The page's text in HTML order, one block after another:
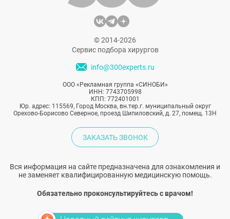
© 2014-2026
Сервис подбора хирургов
info@300experts.ru
ООО «Рекламная группа «СИНОБИ»
ИНН: 7743705998
КПП: 772401001
Юр. адрес: 115569, Город Москва, вн.тер.г. муниципальный округ
Орехово-Борисово Северное, проезд Шипиловский, д. 27, помещ. 13Н
ЗАКАЗАТЬ ЗВОНОК
Вся информация на сайте предназначена для ознакомления и
не заменяет квалифицированную медицинскую помощь.
Обязательно проконсультируйтесь с врачом!